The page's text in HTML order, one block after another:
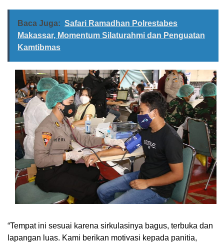
Baca Juga: Safari Ramadhan Polrestabes
Makassar, Momentum Silaturahmi dan Penguatan
Kamtibmas
“Tempat ini sesuai karena sirkulasinya bagus, terbuka dan
lapangan luas. Kami berikan motivasi kepada panitia,